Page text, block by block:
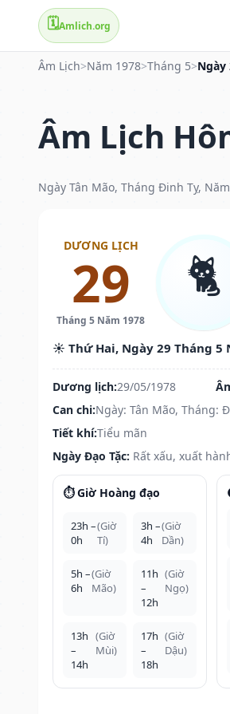
🗓️Amlich.org
Âm Lịch>Năm 1978>Tháng 5>Ngày
Âm Lịch
Ngày Tân Mão, Tháng Đinh Tỵ,
DƯƠNG LỊCH
29
Tháng 5 Năm 1978
🐈
☀️ Thứ Hai, Ngày 29 Tháng 5
Dương lịch:29/05/1978
Can chi:Ngày: Tân Mão, Tháng:
Tiết khí:Tiểu mãn
Ngày Đạo Tặc: Rất xấu, xuất
⏱️ Giờ Hoàng đạo
23h –
0h
(Giờ
Tí)
3h –
4h
(Giờ
Dần)
5h –
6h
(Giờ
Mão)
11h
–
12h
(Giờ
Ngọ)
13h
–
14h
(Giờ
Mùi)
17h
–
18h
(Giờ
Dậu)